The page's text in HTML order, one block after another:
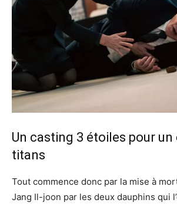
Un casting 3 étoiles pour un
titans
Tout commence donc par la mise à
Jang Il-joon par les deux dauphins qui